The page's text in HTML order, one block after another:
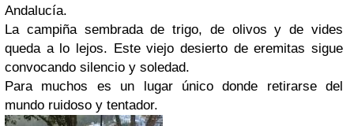
Andalucía.
La campiña sembrada de trigo, de olivos y de vides
queda a lo lejos. Este viejo desierto de eremitas sigue
convocando silencio y soledad.
Para muchos es un lugar único donde retirarse del
mundo ruidoso y tentador.